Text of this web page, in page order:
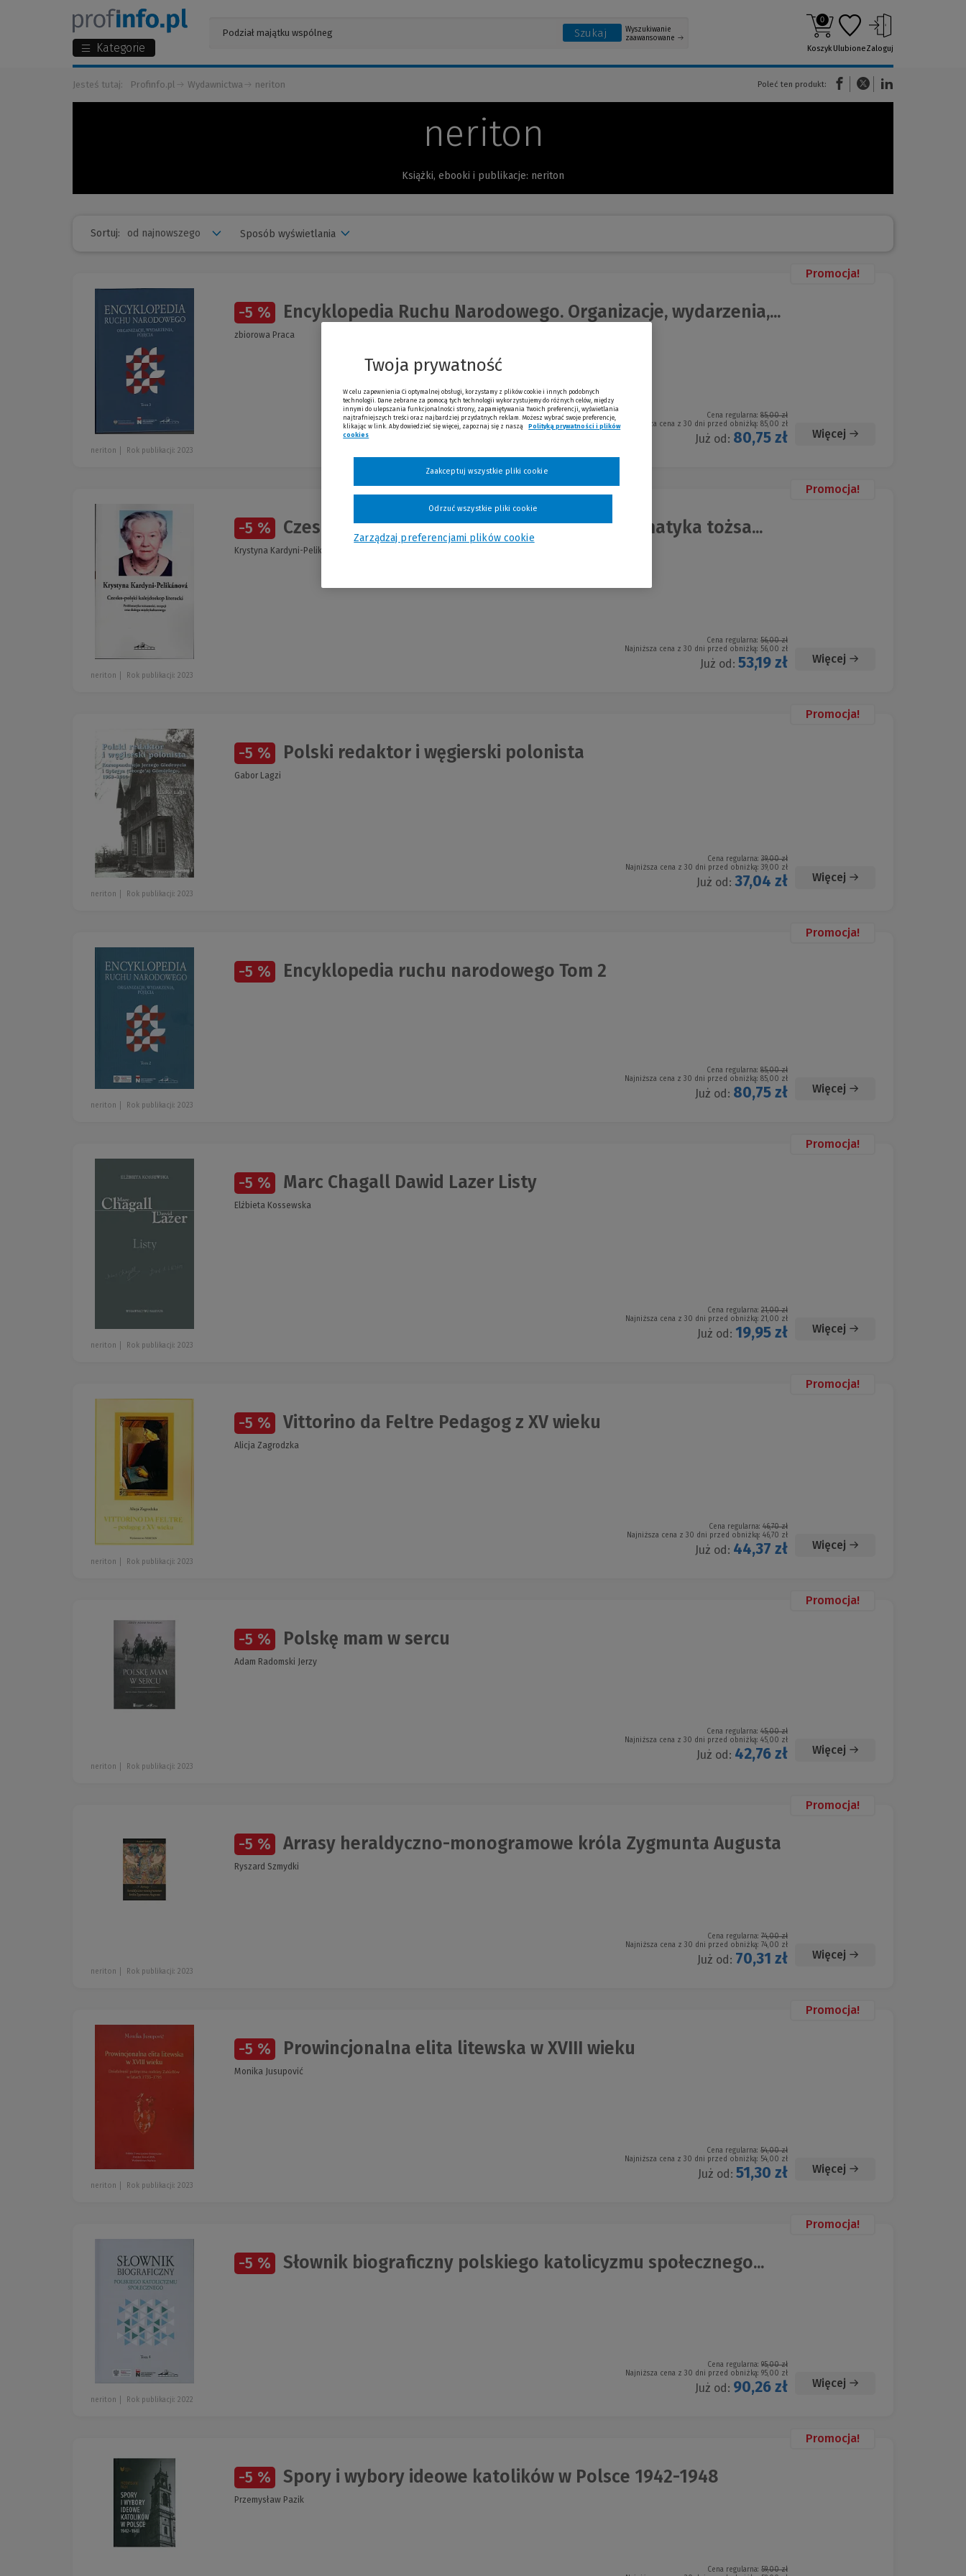
Kategorie
Szukaj
Wyszukiwanie
zaawansowane
0
KoszykUlubioneZaloguj
Jesteś tutaj: Profinfo.pl Wydawnictwa neriton Poleć ten produkt:
(Nowe okno)(Link do innej strony)
neriton
Książki, ebooki i publikacje: neriton
Sortuj: Sposób wyświetlania
Promocja!
-5 % Encyklopedia Ruchu Narodowego. Organizacje, wydarzenia,...
zbiorowa Praca
Cena regularna: 85,00 zł
Najniższa cena z 30 dni przed obniżką: 85,00 zł
Już od: 80,75 zł Więcej
neriton Rok publikacji: 2023
Promocja!
-5 % Czesko-polski kalejdoskop literacki. Problematyka tożsa...
Krystyna Kardyni-Pelikanova
Cena regularna: 56,00 zł
Najniższa cena z 30 dni przed obniżką: 56,00 zł
Już od: 53,19 zł Więcej
neriton Rok publikacji: 2023
Promocja!
-5 % Polski redaktor i węgierski polonista
Gabor Lagzi
Cena regularna: 39,00 zł
Najniższa cena z 30 dni przed obniżką: 39,00 zł
Już od: 37,04 zł Więcej
neriton Rok publikacji: 2023
Promocja!
-5 % Encyklopedia ruchu narodowego Tom 2
Cena regularna: 85,00 zł
Najniższa cena z 30 dni przed obniżką: 85,00 zł
Już od: 80,75 zł Więcej
neriton Rok publikacji: 2023
Promocja!
-5 % Marc Chagall Dawid Lazer Listy
Elżbieta Kossewska
Cena regularna: 21,00 zł
Najniższa cena z 30 dni przed obniżką: 21,00 zł
Już od: 19,95 zł Więcej
neriton Rok publikacji: 2023
Promocja!
-5 % Vittorino da Feltre Pedagog z XV wieku
Alicja Zagrodzka
Cena regularna: 46,70 zł
Najniższa cena z 30 dni przed obniżką: 46,70 zł
Już od: 44,37 zł Więcej
neriton Rok publikacji: 2023
Promocja!
-5 % Polskę mam w sercu
Adam Radomski Jerzy
Cena regularna: 45,00 zł
Najniższa cena z 30 dni przed obniżką: 45,00 zł
Już od: 42,76 zł Więcej
neriton Rok publikacji: 2023
Promocja!
-5 % Arrasy heraldyczno-monogramowe króla Zygmunta Augusta
Ryszard Szmydki
Cena regularna: 74,00 zł
Najniższa cena z 30 dni przed obniżką: 74,00 zł
Już od: 70,31 zł Więcej
neriton Rok publikacji: 2023
Promocja!
-5 % Prowincjonalna elita litewska w XVIII wieku
Monika Jusupović
Cena regularna: 54,00 zł
Najniższa cena z 30 dni przed obniżką: 54,00 zł
Już od: 51,30 zł Więcej
neriton Rok publikacji: 2023
Promocja!
-5 % Słownik biograficzny polskiego katolicyzmu społecznego...
Cena regularna: 95,00 zł
Najniższa cena z 30 dni przed obniżką: 95,00 zł
Już od: 90,26 zł Więcej
neriton Rok publikacji: 2022
Promocja!
-5 % Spory i wybory ideowe katolików w Polsce 1942-1948
Przemysław Pazik
Cena regularna: 59,00 zł
Twoja prywatność
W celu zapewnienia Ci optymalnej obsługi, korzystamy z plików cookie i innych podobnych
technologii. Dane zebrane za pomocą tych technologii wykorzystujemy do różnych celów, między
innymi do ulepszania funkcjonalności strony, zapamiętywania Twoich preferencji, wyświetlania
najtrafniejszych treści oraz najbardziej przydatnych reklam. Możesz wybrać swoje preferencje,
klikając w link. Aby dowiedzieć się więcej, zapoznaj się z naszą
Polityką prywatności i plików
cookies
Zarządzaj preferencjami plików cookie
Odrzuć wszystkie pliki cookie
Zaakceptuj wszystkie pliki cookie